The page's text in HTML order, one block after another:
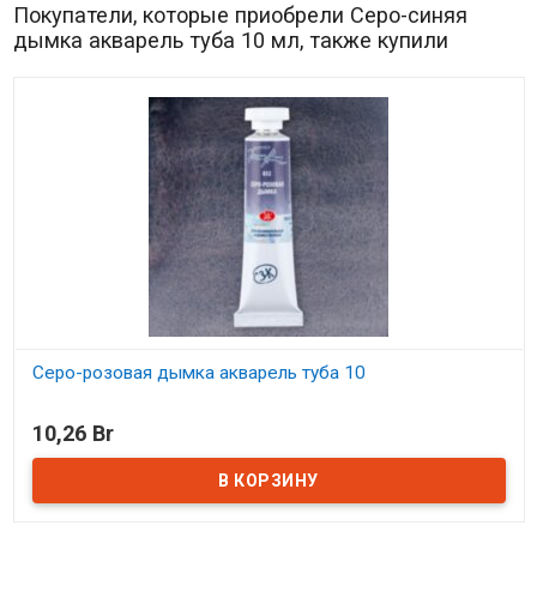
Покупатели, которые приобрели Серо-синяя
дымка акварель туба 10 мл, также купили
Серо-розовая дымка акварель туба 10
10,26 Br